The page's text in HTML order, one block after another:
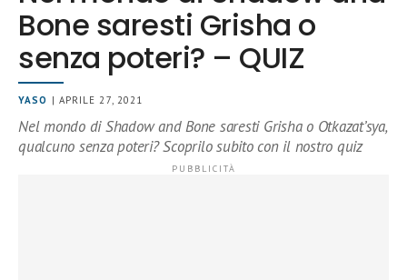
Bone saresti Grisha o
senza poteri? – QUIZ
YASO | APRILE 27, 2021
Nel mondo di Shadow and Bone saresti Grisha o Otkazat’sya,
qualcuno senza poteri? Scoprilo subito con il nostro quiz